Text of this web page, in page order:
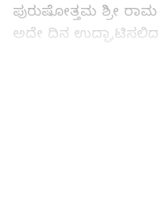
ಪುರುಷೋತ್ತಮ ಶ್ರೀ
ಅದೇ ದಿನ